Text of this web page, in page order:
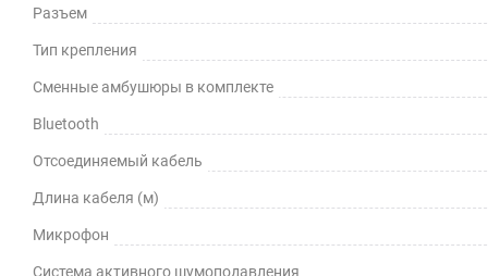
Разъем
Тип крепления
Сменные амбушюры в комплекте
Bluetooth
Отсоединяемый кабель
Длина кабеля (м)
Микрофон
Cистема активного шумоподавления